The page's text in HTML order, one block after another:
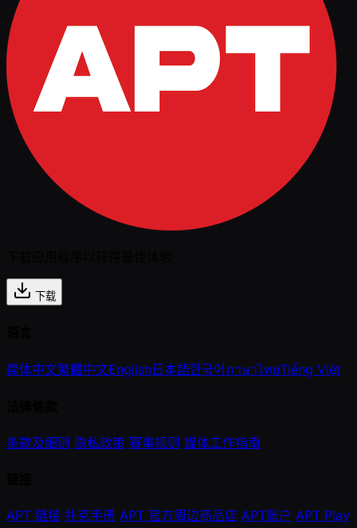
下载
简体中文繁體中文English日本語한국어ภาษาไทยTiếng Việt
条款及细则 隐私政策 赛事规则 媒体工作指南
APT 链接 扑克手册 APT 官方周边商品店 APT账户 APT Play